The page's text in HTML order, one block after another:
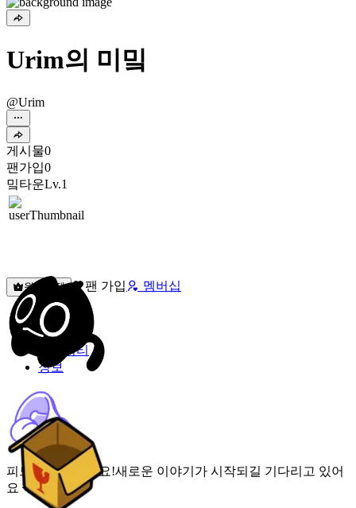
Urim의 미밐
@Urim
게시물0
팬가입0
밐타운Lv.1
원픽선택 팬 가입 멤버십
밐타운
피드
커뮤니티
정보
피드가 비어있어요!새로운 이야기가 시작되길 기다리고 있어
요 🌟